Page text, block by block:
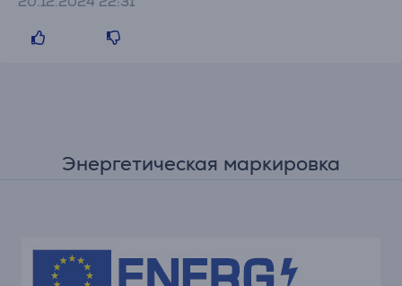
Энергетическая маркировка